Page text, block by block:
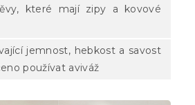
které mají zipy a kovové
jemnost, hebkost a savost
používat aviváž